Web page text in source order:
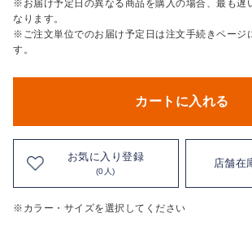
※お届け予定日の異なる商品を購入の場合、最も遅
なります。
※ご注文単位でのお届け予定日は注文手続きページ
す。
カートに入れる
お気に入り登録
(0人)
店舗在
※カラー・サイズを選択してください